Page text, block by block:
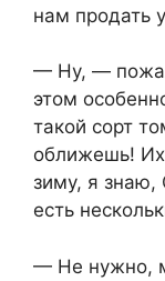
нам продать
— Ну, —
этом
такой сорт
оближешь! Их
зиму, я знаю,
есть
— Не нужно,